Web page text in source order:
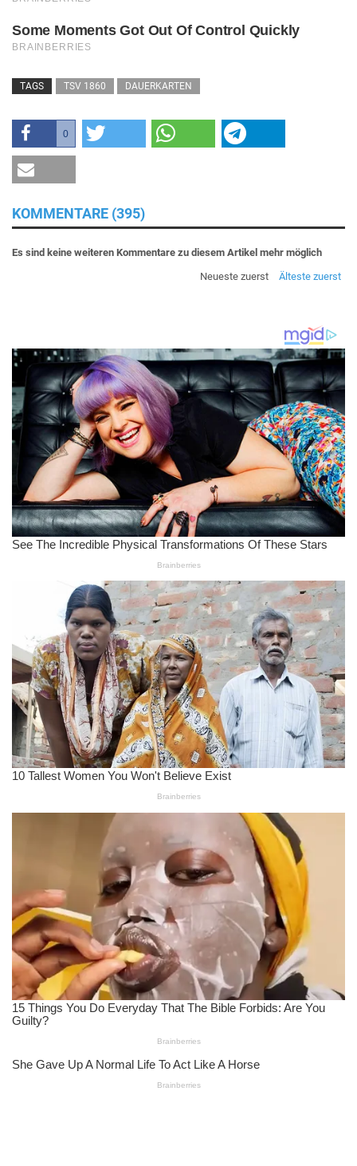
TAGS TSV 1860 DAUERKARTEN
0
KOMMENTARE (395)
Es sind keine weiteren Kommentare zu diesem Artikel mehr möglich
Neueste zuerst
Älteste zuerst